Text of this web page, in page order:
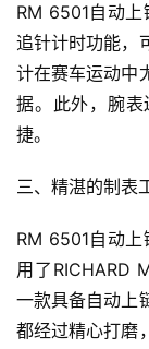
RM 6501自动
追针计时功能，
计在赛车运动中
据。此外，腕
捷。
三、精湛的制表
RM 6501自动
用了RICHARD
一款具备自动上
都经过精心打磨